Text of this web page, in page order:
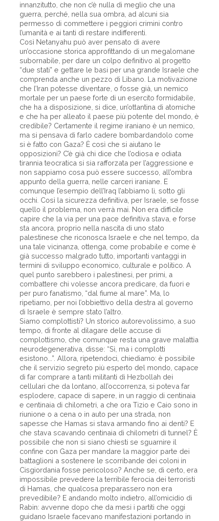
innanzitutto, che non c’è nulla di meglio che una
guerra, perché, nella sua ombra, ad alcuni sia
permesso di commettere i peggiori crimini contro
l’umanità e ai tanti di restare indifferenti.
Così Netanyahu può aver pensato di avere
un’occasione storica approfittando di un megalomane
subornabile, per dare un colpo definitivo al progetto
“due stati” e gettare le basi per una grande Israele che
comprenda anche un pezzo di Libano. La motivazione
che l’Iran potesse diventare, o fosse già, un nemico
mortale per un paese forte di un esercito formidabile,
che ha a disposizione, si dice, un’ottantina di atomiche
e che ha per alleato il paese più potente del mondo, è
credibile? Certamente il regime iraniano è un nemico,
ma si pensava di farlo cadere bombardandolo come
si è fatto con Gaza? È così che si aiutano le
opposizioni? C’è già chi dice che l’odiosa e odiata
tirannia teocratica si sia rafforzata per l’aggressione e
non sappiamo cosa può essere successo, all’ombra
appunto della guerra, nelle carceri iraniane. E
comunque l’esempio dell’Iraq l’abbiamo lì, sotto gli
occhi. Così la sicurezza definitiva, per Israele, se fosse
quello il problema, non verrà mai. Non era difficile
capire che la via per una pace definitiva stava, e forse
sta ancora, proprio nella nascita di uno stato
palestinese che riconosca Israele e che nel tempo, da
una tale vicinanza, ottenga, come probabile e come è
già successo malgrado tutto, importanti vantaggi in
termini di sviluppo economico, culturale e politico. A
quel punto sarebbero i palestinesi, per primi, a
combattere chi volesse ancora predicare, da fuori e
per puro fanatismo, “dal fiume al mare”. Ma, lo
ripetiamo, per noi l’obbiettivo della destra al governo
di Israele è sempre stato l’altro.
Siamo complottisti? Un storico autorevolissimo, a suo
tempo, di fronte al dilagare delle accuse di
complottismo, che comunque resta una grave malattia
neurodegenerativa, disse: “Sì, ma i complotti
esistono...”. Allora, ripetendoci, chiediamo: è possibile
che il servizio segreto più esperto del mondo, capace
di far comprare a tanti militanti di Hezbollah dei
cellulari che da lontano, all’occorrenza, si poteva far
esplodere, capace di sapere, in un raggio di centinaia
e centinaia di chilometri, a che ora Tizio e Caio sono in
riunione o a cena o in auto per una strada, non
sapesse che Hamas si stava armando fino ai denti? E
che stava scavando centinaia di chilometri di tunnel? È
possibile che non si siano chiesti se sguarnire il
confine con Gaza per mandare la maggior parte dei
battaglioni a sostenere le scorribande dei coloni in
Cisgiordania fosse pericoloso? Anche se, di certo, era
impossibile prevedere la terribile ferocia dei terroristi
di Hamas, che qualcosa preparassero non era
prevedibile? E andando molto indietro, all’omicidio di
Rabin: avvenne dopo che da mesi i partiti che oggi
guidano Israele facevano manifestazioni portando in